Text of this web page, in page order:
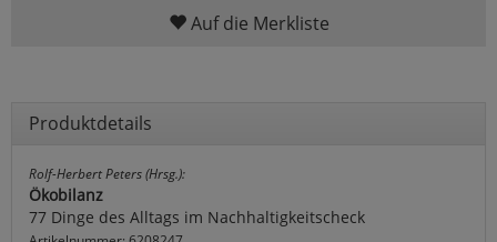
Auf die Merkliste
Produktdetails
Rolf-Herbert Peters (Hrsg.):
Ökobilanz
77 Dinge des Alltags im Nachhaltigkeitscheck